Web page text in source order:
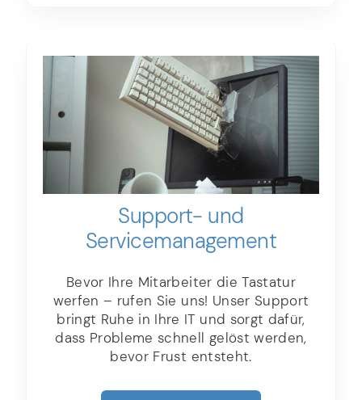
Support- und
Service­­management
Bevor Ihre Mitarbeiter die Tastatur
werfen – rufen Sie uns! Unser Support
bringt Ruhe in Ihre IT und sorgt dafür,
dass Probleme schnell gelöst werden,
bevor Frust entsteht.